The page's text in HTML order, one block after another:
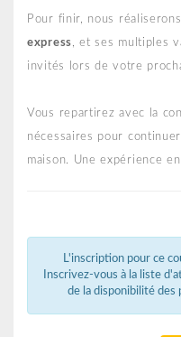
Pour finir, nous
express, et ses multiples
invités lors de votre
Vous repartirez avec la
nécessaires pour
maison. Une expérience
L'inscription pour ce
Inscrivez-vous à la liste
de la disponibilité des